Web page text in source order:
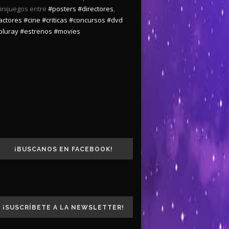
entre #posters #directores,
#cine #criticas #concursos #dvd
#estrenos #movies
¡BUSCANOS EN FACEBOOK!
¡SUSCRÍBETE A LA NEWSLETTER!